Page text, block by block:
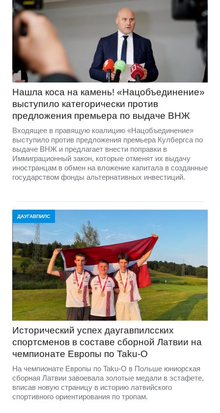
Нашла коса на камень! «Нацобъединение»
выступило категорически против
предложения премьера по выдаче ВНЖ
Входящее в правящую коалицию «Нацобъединение»
выступило против предложения премьера Кулбергса по
выдаче ВНЖ и предлагает внести поправки в
Иммиграционный закон, которые отменят их выдачу
иностранцам в обмен на вложение капитала в созданные
государством фонды альтернативных инвестиций.
ДАУГАВПИЛС
Исторический успех даугавпилсских
спортсменов в составе сборной Латвии на
чемпионате Европы по Taku-O
На чемпионате Европы по Taku-O в Польше юниорская
сборная Латвии завоевала золотые медали в эстафете,
вписав новую страницу в историю латвийского
спортивного ориентирования по тропам.